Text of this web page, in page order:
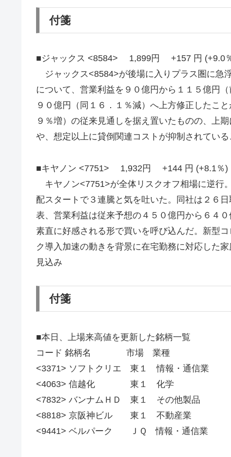
付箋
■ジャックス <8584> 1,899円 +157 円
ジャックス<8584>が後場に入りプラス圏に急
について、営業利益を９０億円から１１５億円
９０億円（同１６．１％減）へ上方修正したこ
９％増）の従来見通しを据え置いたものの、上
や、想定以上に貸倒関連コストが抑制されている
■キヤノン <7751> 1,932円 +144 円 (+8.1
キヤノン<7751>が全体リスクオフ相場に逆行
配スタートで３連騰と気を吐いた。同社は２６
表、営業利益は従来予想の４５０億円から６４
素直に好感される形で買いを呼び込んだ。新型
ク導入加速の動きを背景に在宅勤務に対応した
見込み
付箋
■本日、上場来高値を更新した銘柄一覧
コード 銘柄名 市場 業種
<3371> ソフトクリエ 東１ 情報・通信業
<4063> 信越化 東１ 化学
<7832> バンナムＨＤ 東１ その他製品
<8818> 京阪神ビル 東１ 不動産業
<9441> ベルパーク ＪＱ 情報・通信業